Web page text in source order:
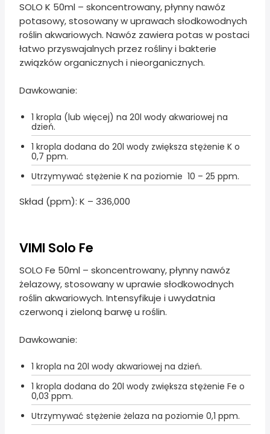
SOLO K 50ml – skoncentrowany, płynny nawóz
potasowy, stosowany w uprawach słodkowodnych
roślin akwariowych. Nawóz zawiera potas w postaci
łatwo przyswajalnych przez rośliny i bakterie
związków organicznych i nieorganicznych.
Dawkowanie:
1 kropla (lub więcej) na 20l wody akwariowej na
dzień.
1 kropla dodana do 20l wody zwiększa stężenie K o
0,7 ppm.
Utrzymywać stężenie K na poziomie 10 – 25 ppm.
Skład (ppm): K – 336,000
VIMI Solo Fe
SOLO Fe 50ml – skoncentrowany, płynny nawóz
żelazowy, stosowany w uprawie słodkowodnych
roślin akwariowych. Intensyfikuje i uwydatnia
czerwoną i zieloną barwę u roślin.
Dawkowanie:
1 kropla na 20l wody akwariowej na dzień.
1 kropla dodana do 20l wody zwiększa stężenie Fe o
0,03 ppm.
Utrzymywać stężenie żelaza na poziomie 0,1 ppm.